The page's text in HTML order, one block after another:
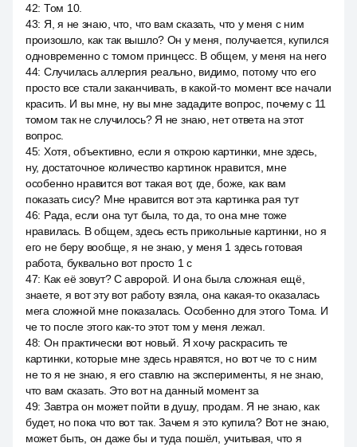
42: Том 10.
43: Я, я не знаю, что, что вам сказать, что у меня с ним
произошло, как так вышло? Он у меня, получается, купился
одновременно с томом принцесс. В общем, у меня на него
44: Случилась аллергия реально, видимо, потому что его
просто все стали заканчивать, в какой-то момент все начали
красить. И вы мне, ну вы мне зададите вопрос, почему с 11
томом так не случилось? Я не знаю, нет ответа на этот
вопрос.
45: Хотя, объективно, если я открою картинки, мне здесь,
ну, достаточное количество картинок нравится, мне
особенно нравится вот такая вот, где, боже, как вам
показать сису? Мне нравится вот эта картинка рая тут
46: Рада, если она тут была, то да, то она мне тоже
нравилась. В общем, здесь есть прикольные картинки, но я
его не беру вообще, я не знаю, у меня 1 здесь готовая
работа, буквально вот просто 1 с
47: Как её зовут? С авророй. И она была сложная ещё,
знаете, я вот эту вот работу взяла, она какая-то оказалась
мега сложной мне показалась. Особенно для этого Тома. И
че то после этого как-то этот том у меня лежал.
48: Он практически вот новый. Я хочу раскрасить те
картинки, которые мне здесь нравятся, но вот че то с ним
не то я не знаю, я его ставлю на эксперименты, я не знаю,
что вам сказать. Это вот на данный момент за
49: Завтра он может пойти в душу, продам. Я не знаю, как
будет, но пока что вот так. Зачем я это купила? Вот не знаю,
может быть, он даже бы и туда пошёл, учитывая, что я